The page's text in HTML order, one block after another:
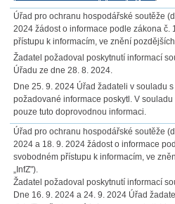
Úřad pro ochranu hospodářské soutěže
2024 žádost o informace podle zákona č.
přístupu k informacím, ve znění
Žadatel požadoval poskytnutí informací
Úřadu ze dne 28. 8. 2024.
Dne 25. 9. 2024 Úřad žadateli v souladu
požadované informace poskytl. V
pouze tuto doprovodnou informaci.
Úřad pro ochranu hospodářské soutěže
2024 a 18. 9. 2024 žádost o informace
svobodném přístupu k informacím, ve
„InfZ").
Žadatel požadoval poskytnutí informací
Dne 16. 9. 2024 a 24. 9. 2024 Úřad